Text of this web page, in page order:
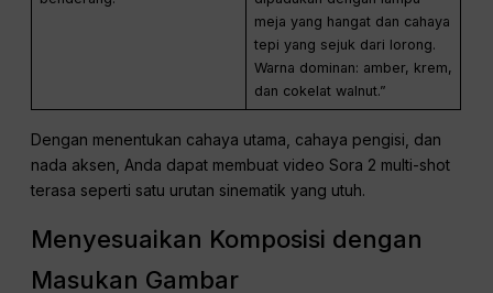
Pencahayaan menentukan suasana hati. Selalu tentukan
sumber cahayadan
adegan. Hal ini memastikan transisi yang mulus selama
proses penyuntingan.
benderang.”